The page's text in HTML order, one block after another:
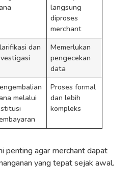
langsung
diproses
merchant
dan
Memerlukan
pengecekan
data
melalui
Proses formal
dan lebih
kompleks
penting agar merchant dapat
yang tepat sejak awal.